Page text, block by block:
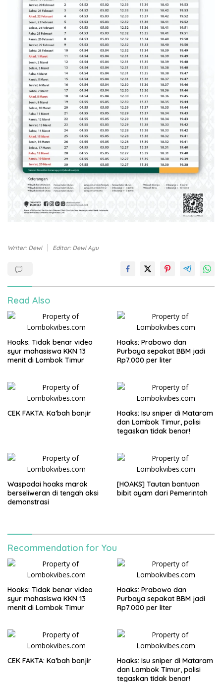
Writer: Dewi Editor: Dewi Ayu
Read Also
Hoaks: Tidak benar video
syur mahasiswa KKN 13
menit di Lombok Timur
Hoaks: Prabowo dan
Purbaya sepakat BBM jadi
Rp7.000 per liter
CEK FAKTA: Ka’bah banjir
Hoaks: Isu sniper di Mataram
dan Lombok Timur, polisi
tegaskan tidak benar!
Waspadai hoaks marak
berseliweran di tengah aksi
demonstrasi
[HOAKS] Tautan bantuan
bibit ayam dari Pemerintah
Recommendation for You
Hoaks: Tidak benar video
syur mahasiswa KKN 13
menit di Lombok Timur
Hoaks: Prabowo dan
Purbaya sepakat BBM jadi
Rp7.000 per liter
CEK FAKTA: Ka’bah banjir
Hoaks: Isu sniper di Mataram
dan Lombok Timur, polisi
tegaskan tidak benar!